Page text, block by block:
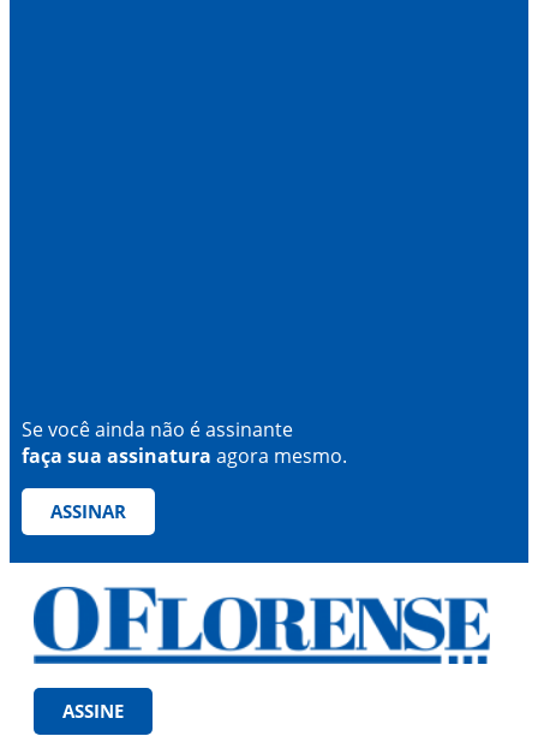
Se você ainda não é assinante
faça sua assinatura agora mesmo.
ASSINAR
ASSINE